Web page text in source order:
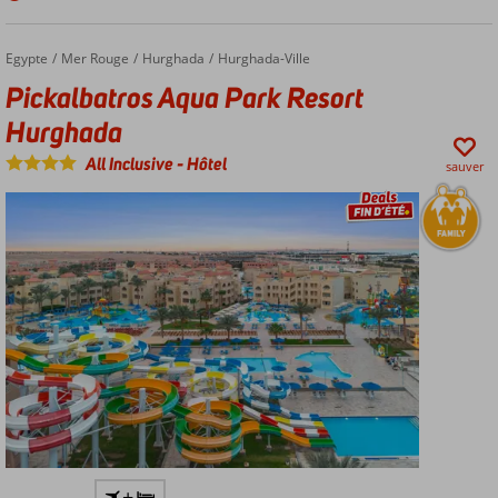
Chambres
confortables
parc
aquatique
!
Accueil
Egypte Mer Rouge Hurghada Hurghada-Ville
Pickalbatros Aqua Park Resort Hurghada
Pickalbatros Aqua Park Resort
Hurghada
All Inclusive-Hôtel sauver